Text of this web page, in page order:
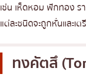
เช่น เห็ดหอม ฟักทอง ร
แต่ละชนิดจะถูกหั่นและ
ทงคัตสึ